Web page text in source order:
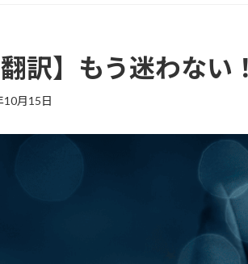
翻訳】もう迷わな
10月15日